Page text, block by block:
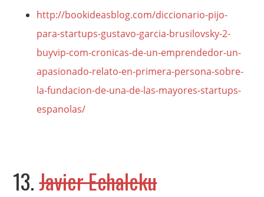
http://bookideasblog.com/diccionario-pijo-
para-startups-gustavo-garcia-brusilovsky-2-
buyvip-com-cronicas-de-un-emprendedor-un-
apasionado-relato-en-primera-persona-sobre-
la-fundacion-de-una-de-las-mayores-startups-
espanolas/
13.Javier Echaleku